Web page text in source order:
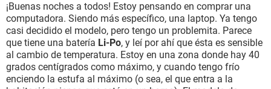
¡Buenas noches a todos! Estoy pensando en comprar una
computadora. Siendo más específico, una laptop. Ya tengo
casi decidido el modelo, pero tengo un problemita. Parece
que tiene una batería Li-Po, y leí por ahí que ésta es sensible
al cambio de temperatura. Estoy en una zona donde hay 40
grados centígrados como máximo, y cuando tengo frío
enciendo la estufa al máximo (o sea, el que entra a la